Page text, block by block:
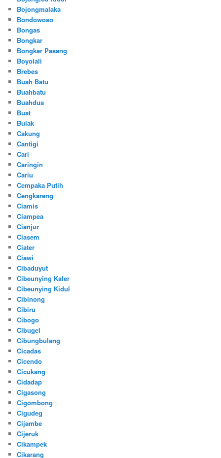
Bojongmalaka
Bondowoso
Bongas
Bongkar
Bongkar Pasang
Boyolali
Brebes
Buah Batu
Buahbatu
Buahdua
Buat
Bulak
Cakung
Cantigi
Cari
Caringin
Cariu
Cempaka Putih
Cengkareng
Ciamis
Ciampea
Cianjur
Ciasem
Ciater
Ciawi
Cibaduyut
Cibeunying Kaler
Cibeunying Kidul
Cibinong
Cibiru
Cibogo
Cibugel
Cibungbulang
Cicadas
Cicendo
Cicukang
Cidadap
Cigasong
Cigombong
Cigudeg
Cijambe
Cijeruk
Cikampek
Cikarang